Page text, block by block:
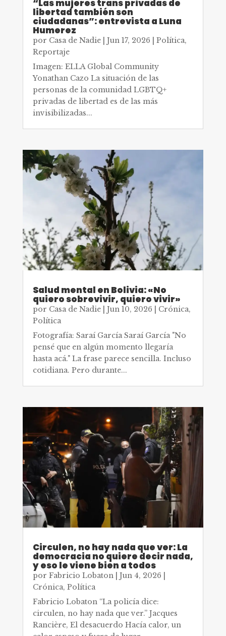
“Las mujeres trans privadas de
libertad también son
ciudadanas”: entrevista a Luna
Humerez
por Casa de Nadie| Jun 17, 2026 Política,
Reportaje
Imagen: ELLA Global Community
Yonathan Cazo La situación de las
personas de la comunidad LGBTQ+
privadas de libertad es de las más
invisibilizadas...
Salud mental en Bolivia: «No
quiero sobrevivir, quiero vivir»
por Casa de Nadie| Jun 10, 2026 Crónica,
Política
Fotografía: Saraí García Saraí García "No
pensé que en algún momento llegaría
hasta acá." La frase parece sencilla. Incluso
cotidiana. Pero durante...
Circulen, no hay nada que ver: La
democracia no quiere decir nada,
y eso le viene bien a todos
por Fabricio Lobaton| Jun 4, 2026
Crónica, Política
Fabricio Lobaton “La policía dice:
circulen, no hay nada que ver.” Jacques
Rancière, El desacuerdo Hacía calor, un